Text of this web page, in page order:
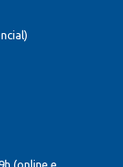
(online e